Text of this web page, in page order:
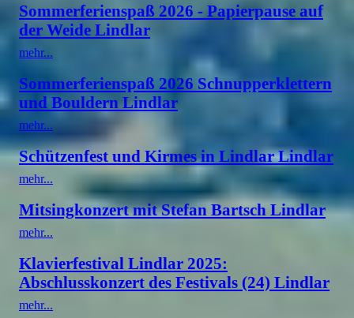
Sommerferienspaß 2026 - Papierpause auf
der Weide Lindlar
mehr...
Sommerferienspaß 2026 Schnupperklettern
und Bouldern Lindlar
mehr...
Schützenfest und Kirmes in Lindlar Lindlar
mehr...
Mitsingkonzert mit Stefan Bartsch Lindlar
mehr...
Klavierfestival Lindlar 2025:
Abschlusskonzert des Festivals (24) Lindlar
mehr...